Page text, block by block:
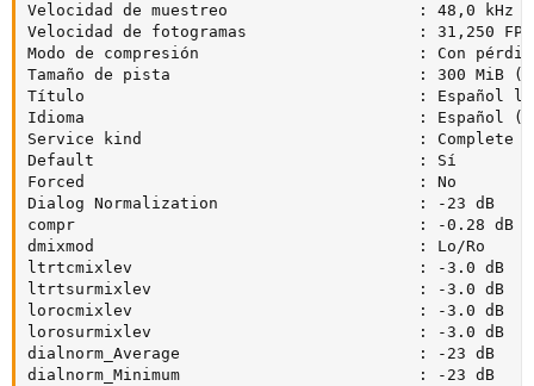
Velocidad de muestreo                    : 48,0 kHz
Velocidad de fotogramas                  : 31,250 FPS
Modo de compresión                       : Con
Tamaño de pista                          : 300 MiB
Título                                   : Español
Idioma                                   : Español
Service kind                             : Complete
Default                                  : Sí
Forced                                   : No
Dialog Normalization                     : -23 dB
compr                                    : -0.28 dB
dmixmod                                  : Lo/Ro
ltrtcmixlev                              : -3.0 dB
ltrtsurmixlev                            : -3.0 dB
lorocmixlev                              : -3.0 dB
lorosurmixlev                            : -3.0 dB
dialnorm_Average                         : -23 dB
dialnorm_Minimum                         : -23 dB